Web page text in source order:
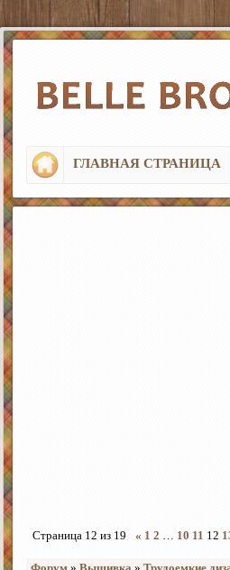
ГЛАВНАЯ СТРАНИЦА
Страница 12 из 19 « 1 2 … 10 11 12